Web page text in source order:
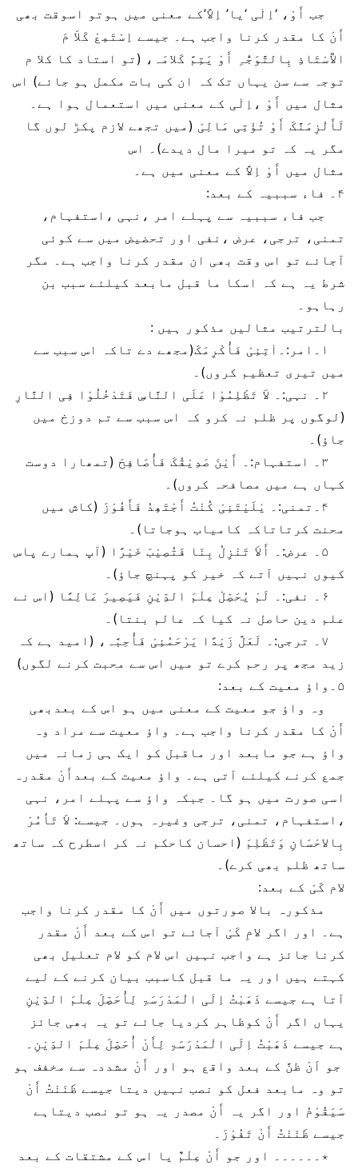
جب أَوْ، ‘اِلٰی ‘یا’ اِلاَّ’کے معنی میں ہوتو اسوقت بھی
أَنْ کا مقدر کرنا واجب ہے۔ جیسے اِسْتَمِعْ کَلاَ مَ
الأُسْتَاذِ بِالتَّوَجُّہِ أَوْ یَتِمَّ کَلامَہ، (تو استاد کا کلا م
توجہ سے سن یہاں تک کہ ان کی بات مکمل ہو جائے) اس
مثال میں أَوْ ،اِلٰی کے معنی میں استعمال ہوا ہے۔
لَأَلْزِمَنَّکَ أَوْ تُؤْتِی مَالِیْ (میں تجھے لازم پکڑ لوں گا
مگر یہ کہ تو میرا مال دیدے)۔ اس
مثال میں أَوْ اِلاَّ کے معنی میں ہے۔
۴۔ فاء سببیہ کے بعد:
جب فاء سببیہ سے پہلے امر ،نہی ،استفہام،
تمنی، ترجی، عرض ،نفی اور تحضیض میں سے کوئی
آجائے تو اس وقت بھی ان مقدر کرنا واجب ہے۔ مگر
شرط یہ ہے کہ اسکا ما قبل مابعد کیلئے سبب بن
رہاہو۔
بالترتیب مثالیں مذکور ہیں :
۱۔امر:۔اٰتِنِیْ فَأُکْرِمَکَ(مجھے دے تاکہ اس سبب سے
میں تیری تعظیم کروں)۔
۲۔ نہی:۔ لاَ تَظْلِمُوْا عَلَی النَّاسِ فَتَدْخُلُوْا فِی النَّارِ
(لوگوں پر ظلم نہ کرو کہ اس سبب سے تم دوزخ میں
جاؤ)۔
۳۔ استفہام:۔ أَیْنَ صَدِیْقُکَ فَأُصَافِحَ (تمھارا دوست
کہاں ہے میں مصافحہ کروں)۔
۴۔تمنی:۔ یٰلَیْتَنِیْ کُنْتُ أَجْتَھِدُ فَأَفُوْزَ (کاش میں
محنت کرتاتاکہ کامیاب ہوجاتا)۔
۵۔ عرض:۔ أَلاَ تَنْزِلُ بِنَا فَتُصِیْبَ خَیْرًا (آپ ہمارے پاس
کیوں نہیں آتے کہ خیر کو پہنچ جاؤ)۔
۶۔ نفی:۔ لَمْ یُحَصِّلْ عِلْمَ الدِّیْنِ فَیَصِیرَ عَالِمًا (اس نے
علم دین حاصل نہ کیا کہ عالم بنتا)۔
۷۔ ترجی:۔ لَعَلَّ زَیْدًا یَرْحَمُنِیْ فَأُحِبَّہ، (امید ہے کہ
زید مجھ پر رحم کرے تو میں اس سے محبت کرنے لگوں)
۵۔واؤ معیت کے بعد:
وہ واؤ جو معیت کے معنی میں ہو اس کے بعدبھی
أَنْ کا مقدر کرنا واجب ہے۔ واؤ معیت سے مراد وہ
واؤ ہے جو مابعد اور ماقبل کو ایک ہی زمانہ میں
جمع کرنے کیلئے آتی ہے۔ واؤ معیت کے بعدأَنْ مقدرہ
اسی صورت میں ہو گا۔ جبکہ واؤ سے پہلے امر، نہی
،استفہام، تمنی، ترجی وغیرہ ہوں۔ جیسے: لاَ تَأْمُرْ
بِالاحْسَانِ وَتَظْلِمَ (احسان کاحکم نہ کر اسطرح کہ ساتھ
ساتھ ظلم بھی کرے)۔
لام کَیْ کے بعد:
مذکورہ بالا صورتوں میں أَنْ کا مقدر کرنا واجب
ہے۔ اور اگر لامِ کَیْ آجائے تو اس کے بعد أَنْ مقدر
کرنا جائز ہے واجب نہیں اس لام کو لام تعلیل بھی
کہتے ہیں اور یہ ما قبل کاسبب بیان کرنے کے لیے
آتا ہے جیسے ذَھَبْتُ اِلَی الْمَدْرَسَۃِ لِأُحَصِّلَ عِلْمَ الدِّیْنِ
یہاں اگر أَنْ کوظاہر کردیا جائے تو یہ بھی جائز
ہے جیسے ذَھَبْتُ اِلَی الْمَدْرَسَۃِ لِأَنْ أُحَصِّلَ عِلْمَ الدِّیْنِ۔
جو اَنْ ظنَّ کے بعد واقع ہو اور أَنْ مشددہ سے مخفف ہو
تو وہ مابعد فعل کو نصب نہیں دیتا جیسے ظَنَنْتُ أَنْ
سَیَقُوْمُ اور اگر یہ أَنْ مصدر یہ ہو تو نصب دیتاہے
جیسے ظَنَنْتُ أَنْ تَفُوْزَ۔
٭۔۔۔۔۔۔ اور جو أَنْ عِلْمٌ یا اس کے مشتقات کے بعد